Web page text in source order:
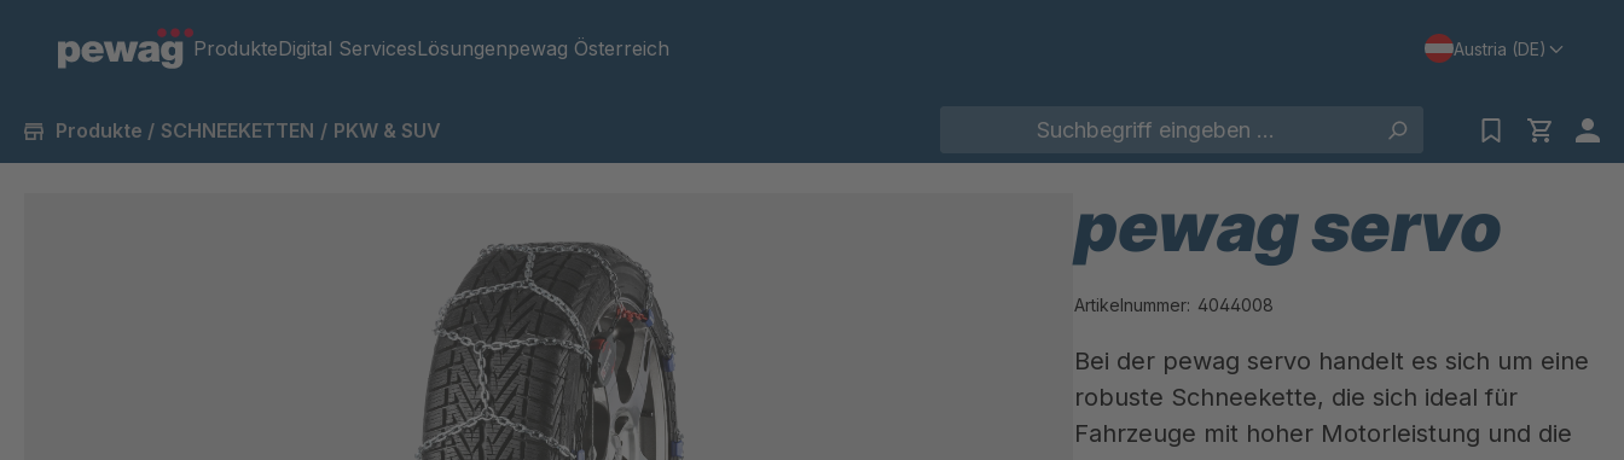
ProdukteDigital ServicesLösungenpewag Österreich Austria (DE)
Produkte / SCHNEEKETTEN / PKW & SUV
pewag servo
Artikelnummer: 4044008
Bei der pewag servo handelt es sich um eine
robuste Schneekette, die sich ideal für
Fahrzeuge mit hoher Motorleistung und die